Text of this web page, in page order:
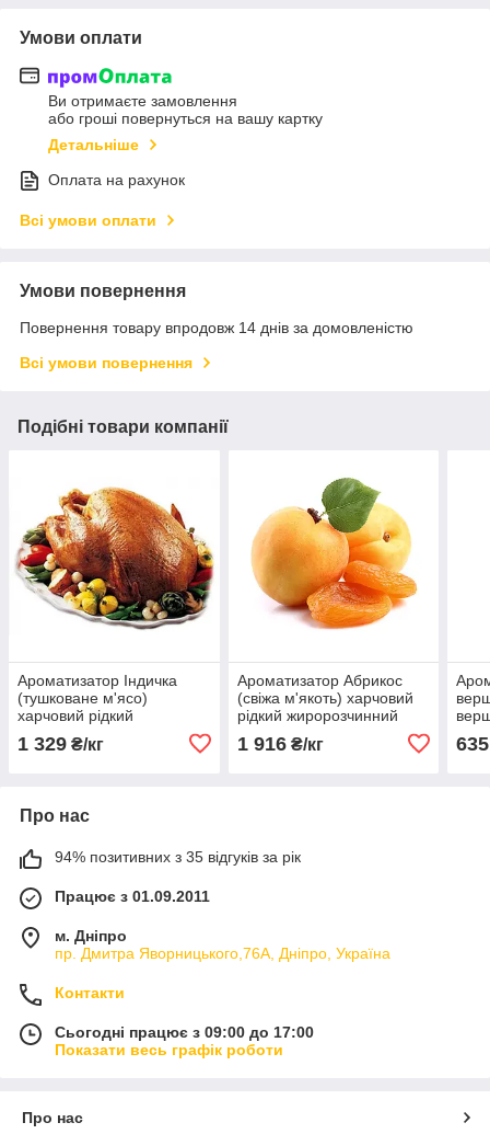
Умови оплати
Ви отримаєте замовлення
або гроші повернуться на вашу картку
Детальніше
Оплата на рахунок
Всі умови оплати
Умови повернення
Повернення товару впродовж 14 днів за домовленістю
Всі умови повернення
Подібні товари компанії
Ароматизатор Індичка
(тушковане м'ясо)
харчовий рідкий
ідентичний натуральному
1 329 ₴/кг
Ароматизатор Абрикос
(свіжа м'якоть) харчовий
рідкий жиророзчинний
ідентичний натуральному
1 916₴/кг 635
Про нас
94% позитивних з 35 відгуків за рік
Працює з 01.09.2011
м. Дніпро
пр. Дмитра Яворницького,76А, Дніпро, Україна
Контакти
Сьогодні працює з 09:00 до 17:00
Показати весь графік роботи
Про нас